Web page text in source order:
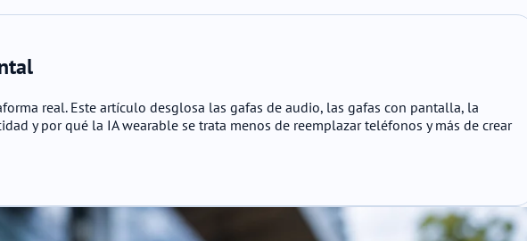
real. Este artículo desglosa las gafas de audio, las gafas con pantalla, la
y por qué la IA wearable se trata menos de reemplazar teléfonos y más de crear